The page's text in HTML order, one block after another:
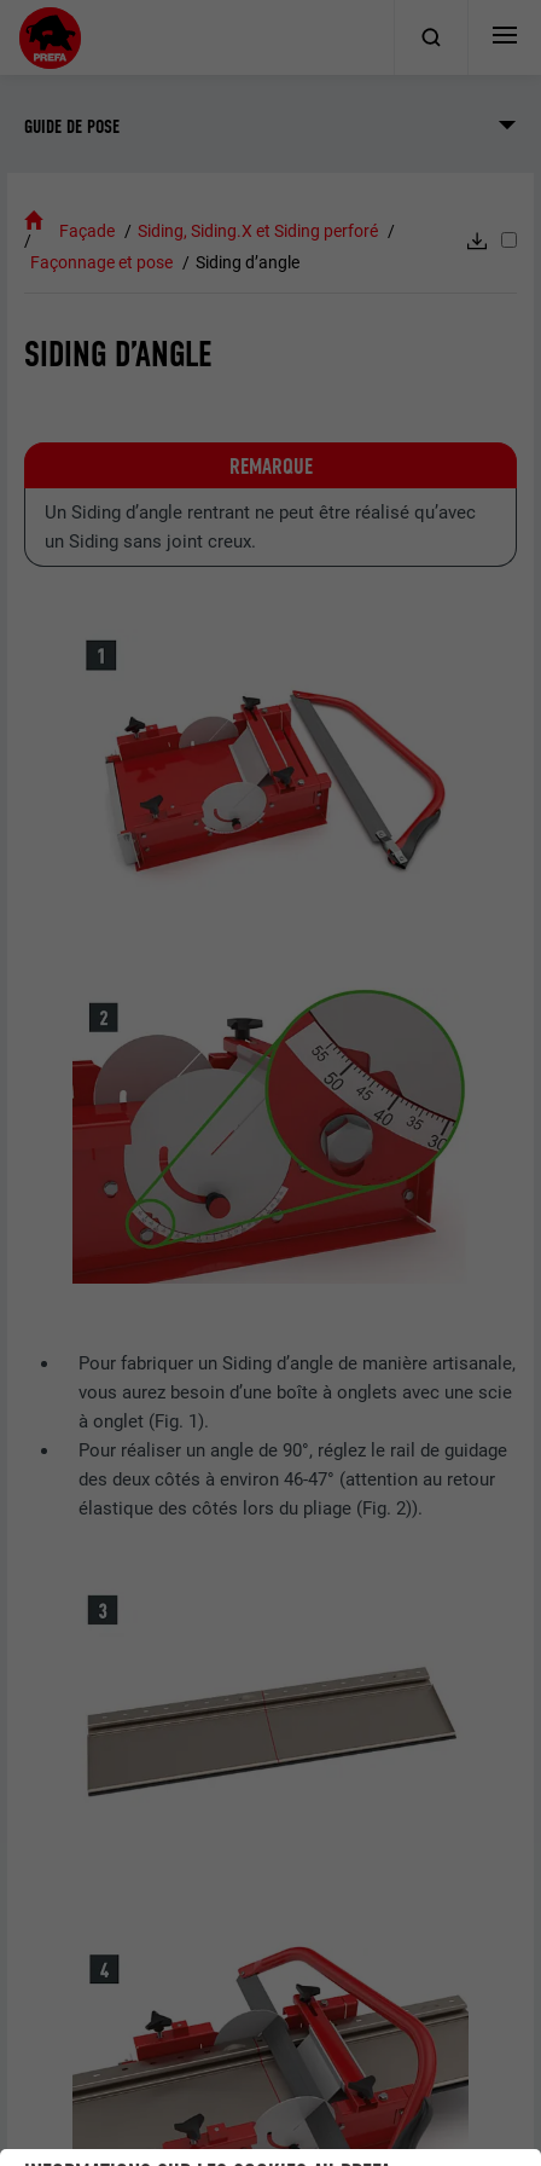
GUIDE DE POSE
Façade
Siding, Siding.X et Siding perforé
Façonnage et pose
Siding d’angle
SIDING D’ANGLE
REMARQUE
Un Siding d’angle rentrant ne peut être réalisé qu’avec
un Siding sans joint creux.
Pour fabriquer un Siding d’angle de manière artisanale,
vous aurez besoin d’une boîte à onglets avec une scie
à onglet (Fig. 1).
Pour réaliser un angle de 90°, réglez le rail de guidage
des deux côtés à environ 46-47° (attention au retour
élastique des côtés lors du pliage (Fig. 2)).